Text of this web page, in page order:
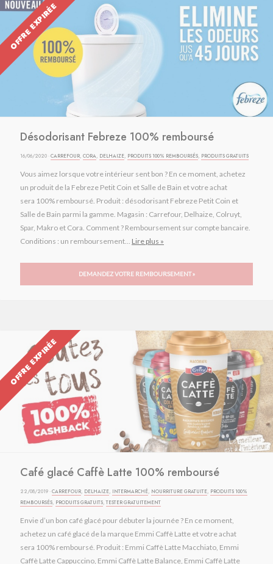
OFFRE EXPIRÉE
Désodorisant Febreze 100% remboursé
16/06/2020 ·CARREFOUR, CORA, DELHAIZE, PRODUITS 100% REMBOURSÉS, PRODUITS GRATUITS
Vous aimez lorsque votre intérieur sent bon ? En ce moment, achetez
un produit de la Febreze Petit Coin et Salle de Bain et votre achat
sera 100% remboursé. Produit : désodorisant Febreze Petit Coin et
Salle de Bain parmi la gamme. Magasin : Carrefour, Delhaize, Colruyt,
Spar, Makro et Cora. Comment ? Remboursement sur compte bancaire.
Conditions : un remboursement... Lire plus »
DEMANDEZ VOTRE REMBOURSEMENT »
OFFRE EXPIRÉE
Café glacé Caffè Latte 100% remboursé
22/08/2019 ·CARREFOUR, DELHAIZE, INTERMARCHÉ, NOURRITURE GRATUITE, PRODUITS 100%
REMBOURSÉS, PRODUITS GRATUITS,TESTER GRATUITEMENT
Envie d’un bon café glacé pour débuter la journée ? En ce moment,
achetez un café glacé de la marque Emmi Caffè Latte et votre achat
sera 100% remboursé. Produit : Emmi Caffè Latte Macchiato, Emmi
Caffè Latte Cappuccino, Emmi Caffè Latte Balance, Emmi Caffè Latte